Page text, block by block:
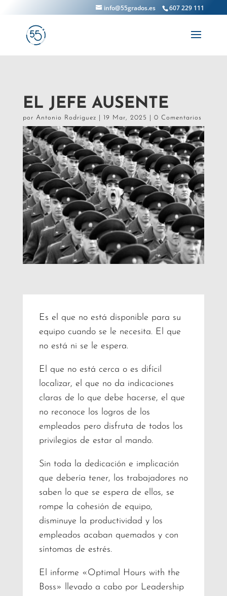
607 229 111
info@55grados.es
EL JEFE AUSENTE
por Antonio Rodríguez 19 Mar, 2025 0 Comentarios
Es el que no está disponible para su
equipo cuando se le necesita. El que
no está ni se le espera.
El que no está cerca o es difícil
localizar, el que no da indicaciones
claras de lo que debe hacerse, el que
no reconoce los logros de los
empleados pero disfruta de todos los
privilegios de estar al mando.
Sin toda la dedicación e implicación
que debería tener, los trabajadores no
saben lo que se espera de ellos, se
rompe la cohesión de equipo,
disminuye la productividad y los
empleados acaban quemados y con
síntomas de estrés.
El informe «Optimal Hours with the
Boss» llevado a cabo por Leadership